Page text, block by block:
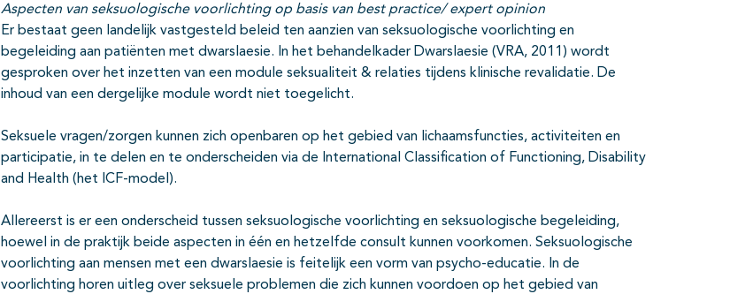
Aspecten van seksuologische voorlichting op basis van best practice/ expert opinion
Er bestaat geen landelijk vastgesteld beleid ten aanzien van seksuologische voorlichting en
begeleiding aan patiënten met dwarslaesie. In het behandelkader Dwarslaesie (VRA, 2011) wordt
gesproken over het inzetten van een module seksualiteit & relaties tijdens klinische revalidatie. De
inhoud van een dergelijke module wordt niet toegelicht.
Seksuele vragen/zorgen kunnen zich openbaren op het gebied van lichaamsfuncties, activiteiten en
participatie, in te delen en te onderscheiden via de International Classification of Functioning, Disability
and Health (het ICF-model).
Allereerst is er een onderscheid tussen seksuologische voorlichting en seksuologische begeleiding,
hoewel in de praktijk beide aspecten in één en hetzelfde consult kunnen voorkomen. Seksuologische
voorlichting aan mensen met een dwarslaesie is feitelijk een vorm van psycho-educatie. In de
voorlichting horen uitleg over seksuele problemen die zich kunnen voordoen op het gebied van